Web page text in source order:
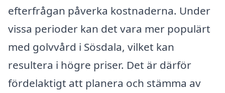
efterfrågan påverka kostnaderna. Under
vissa perioder kan det vara mer populärt
med golvvård i Sösdala, vilket kan
resultera i högre priser. Det är därför
fördelaktigt att planera och stämma av